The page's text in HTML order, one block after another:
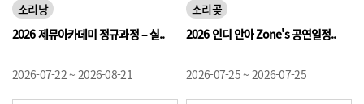
소리낭
2026 제뮤아카데미 정규과정 – 실..
2026-07-22 ~ 2026-08-21
소리곶
2026 인디 안아 Zone's 공연일정..
2026-07-25 ~ 2026-07-25